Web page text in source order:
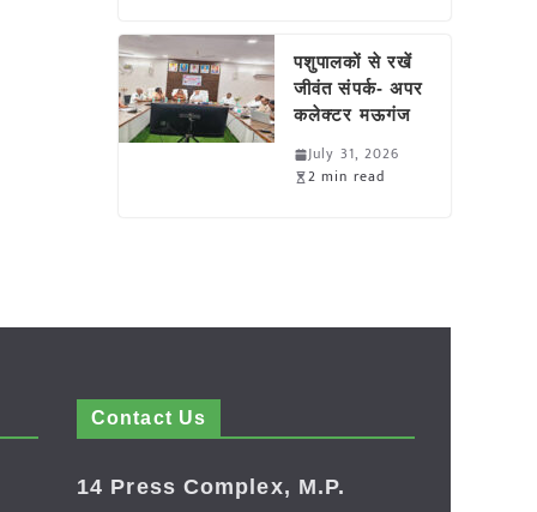
पशुपालकों से रखें
जीवंत संपर्क- अपर
कलेक्टर मऊगंज
July 31, 2026
2 min read
Contact Us
14 Press Complex, M.P.